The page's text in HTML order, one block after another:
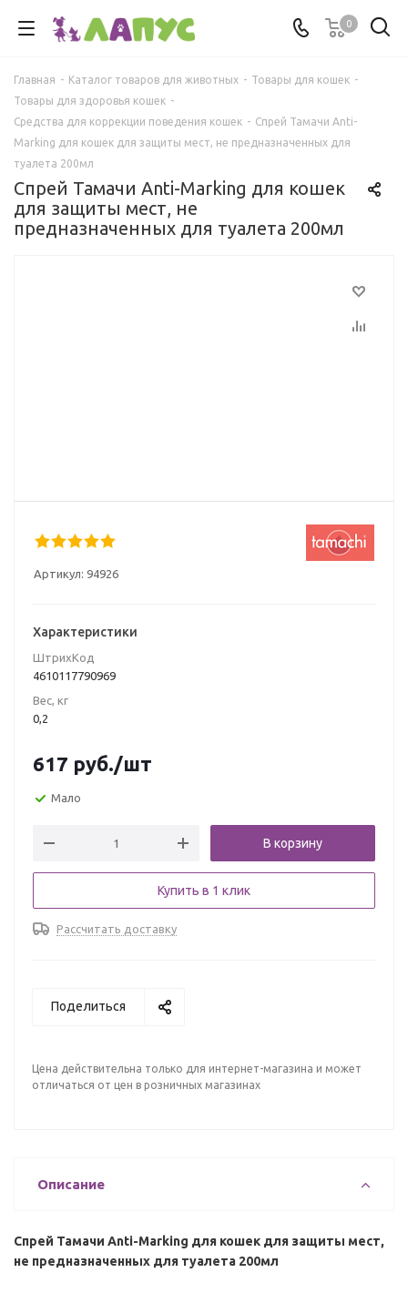
0
Главная - Каталог товаров для животных - Товары для кошек -
Товары для здоровья кошек -
Средства для коррекции поведения кошек - Спрей Тамачи Anti-
Marking для кошек для защиты мест, не предназначенных для
туалета 200мл
Спрей Тамачи Anti-Marking для кошек
для защиты мест, не
предназначенных для туалета 200мл
Артикул: 94926
Характеристики
ШтрихКод
4610117790969
Вес, кг
0,2
617 руб./шт
Мало
В корзину
Купить в 1 клик
Рассчитать доставку
Поделиться
Цена действительна только для интернет-магазина и может
отличаться от цен в розничных магазинах
Описание
Спрей Тамачи Anti-Marking для кошек для защиты мест,
не предназначенных для туалета 200мл